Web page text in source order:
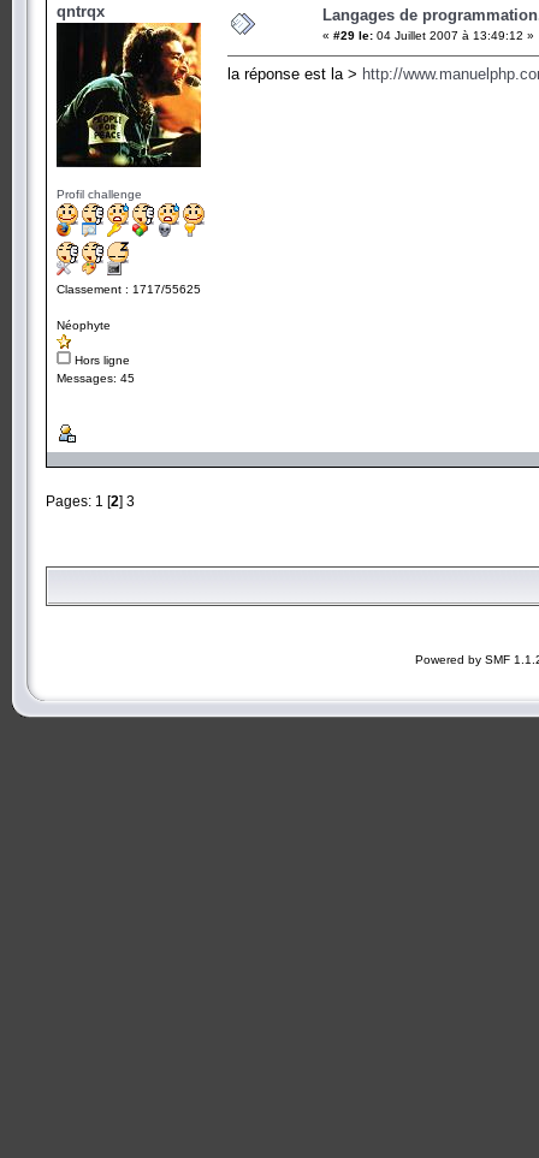
qntrqx
Profil challenge
Classement : 1717/55625
Néophyte
Hors ligne
Messages: 45
Langages de
« #29 le: 04 Juillet 2007 à 13:49:12 »
la réponse est la > http://
Pages: 1 [2] 3
Powered by SMF